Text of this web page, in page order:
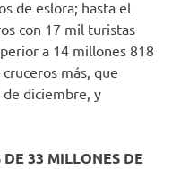
de eslora; hasta el
con 17 mil turistas
a 14 millones 818
más, que
diciembre, y
33 MILLONES DE